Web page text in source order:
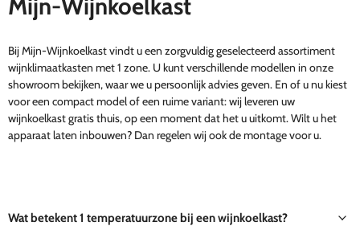
Mijn-Wijnkoelkast
Bij Mijn-Wijnkoelkast vindt u een zorgvuldig geselecteerd assortiment
wijnklimaatkasten met 1 zone. U kunt verschillende modellen in onze
showroom bekijken, waar we u persoonlijk advies geven. En of u nu kiest
voor een compact model of een ruime variant: wij leveren uw
wijnkoelkast gratis thuis, op een moment dat het u uitkomt. Wilt u het
apparaat laten inbouwen? Dan regelen wij ook de montage voor u.
Wat betekent 1 temperatuurzone bij een wijnkoelkast?